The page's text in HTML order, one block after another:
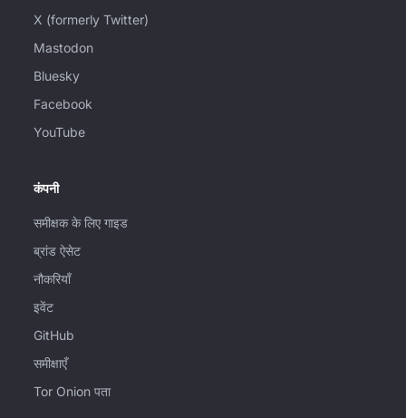
X (formerly Twitter)
Mastodon
Bluesky
Facebook
YouTube
कंपनी
समीक्षक के लिए गाइड
ब्रांड ऐसेट
नौकरियाँ
इवेंट
GitHub
समीक्षाएँ
Tor Onion पता